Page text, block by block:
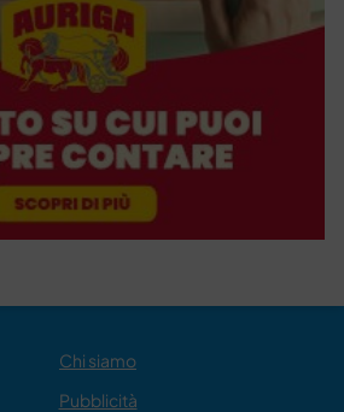
Chi siamo
Pubblicità